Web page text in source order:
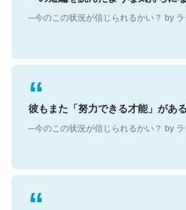
彼もまた「努力できる才能」がある